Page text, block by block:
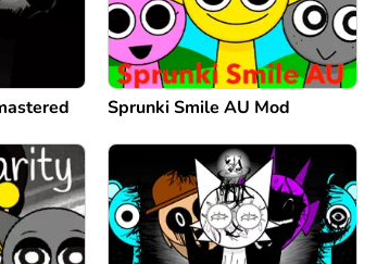
Sprunki Smile AU Mod